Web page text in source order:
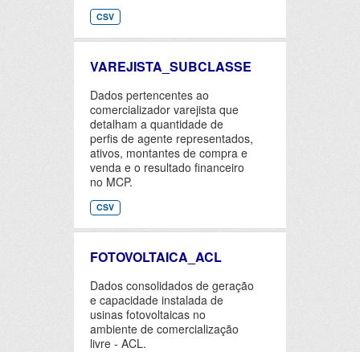
CSV
VAREJISTA_SUBCLASSE
Dados pertencentes ao
comercializador varejista que
detalham a quantidade de
perfis de agente representados,
ativos, montantes de compra e
venda e o resultado financeiro
no MCP.
CSV
FOTOVOLTAICA_ACL
Dados consolidados de geração
e capacidade instalada de
usinas fotovoltaicas no
ambiente de comercialização
livre - ACL.